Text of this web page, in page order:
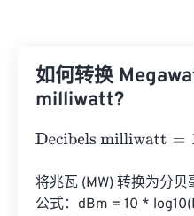
如何转换
milliwatt?
Decibels milliwatt=10 ×M
将兆瓦 (MW) 转换为分
公式：dBm = 10 *